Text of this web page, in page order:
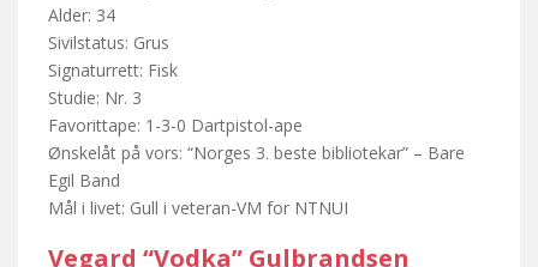
Alder: 34
Sivilstatus: Grus
Signaturrett: Fisk
Studie: Nr. 3
Favorittape: 1-3-0 Dartpistol-ape
Ønskelåt på vors: “Norges 3. beste bibliotekar” – Bare
Egil Band
Mål i livet: Gull i veteran-VM for NTNUI
Vegard “Vodka” Gulbrandsen